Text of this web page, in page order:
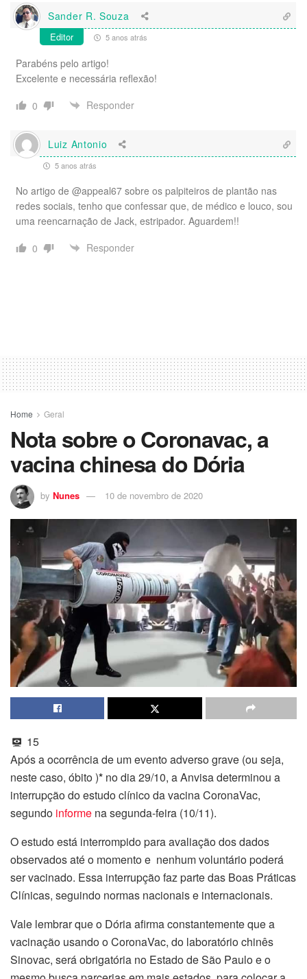
Sander R. Souza
Editor 5 anos atrás
Parabéns pelo artigo!
Excelente e necessária reflexão!
0
Responder
Luiz Antonio
5 anos atrás
No artigo de @appeal67 sobre os palpiteiros de plantão nas
redes sociais, tenho que confessar que, de médico e louco, sou
uma reencarnação de Jack, estripador. Aguardem!!
0
Responder
Home Geral
Nota sobre o Coronavac, a
vacina chinesa do Dória
by Nunes 10 de novembro de 2020
15
Após a ocorrência de um evento adverso grave (ou seja,
neste caso, óbito )* no dia 29/10, a Anvisa determinou a
interrupção do estudo clínico da vacina CoronaVac,
segundo informe na segunda-feira (10/11).
O estudo está interrompido para avaliação dos dados
observados até o momento e nenhum voluntário poderá
ser vacinado. Essa interrupção faz parte das Boas Práticas
Clínicas, seguindo normas nacionais e internacionais.
Vale lembrar que o Dória afirma constantemente que a
vacinação usando o CoronaVac, do laboratório chinês
Sinovac, será obrigatória no Estado de São Paulo e o